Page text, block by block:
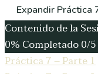
Expandir Práctica
Contenido de la
0% Completado0/
Práctica 7 – Parte 1